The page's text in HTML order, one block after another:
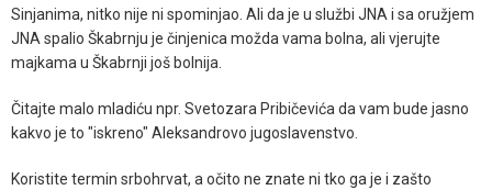
Sinjanima, nitko nije ni spominjao. Ali da je u službi JNA i sa oružjem
JNA spalio Škabrnju je činjenica možda vama bolna, ali vjerujte
majkama u Škabrnji još bolnija.
Čitajte malo mladiću npr. Svetozara Pribičevića da vam bude jasno
kakvo je to "iskreno" Aleksandrovo jugoslavenstvo.
Koristite termin srbohrvat, a očito ne znate ni tko ga je i zašto